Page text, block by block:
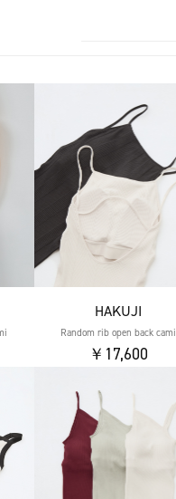
HAKUJI
Random rib open back cami
￥17,600